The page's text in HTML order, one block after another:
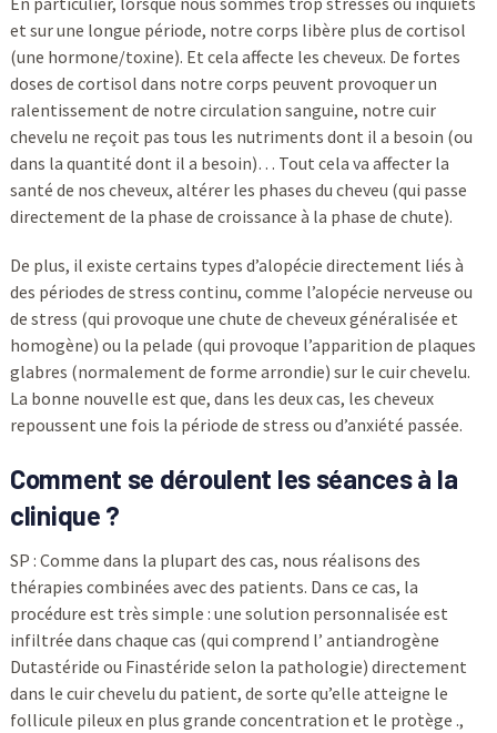
et sur une longue période, notre corps libère plus de cortisol
(une hormone/toxine). Et cela affecte les cheveux. De fortes
doses de cortisol dans notre corps peuvent provoquer un
ralentissement de notre circulation sanguine, notre cuir
chevelu ne reçoit pas tous les nutriments dont il a besoin (ou
dans la quantité dont il a besoin)… Tout cela va affecter la
santé de nos cheveux, altérer les phases du cheveu (qui passe
directement de la phase de croissance à la phase de chute).
De plus, il existe certains types d’alopécie directement liés à
des périodes de stress continu, comme l’alopécie nerveuse ou
de stress (qui provoque une chute de cheveux généralisée et
homogène) ou la pelade (qui provoque l’apparition de plaques
glabres (normalement de forme arrondie) sur le cuir chevelu.
La bonne nouvelle est que, dans les deux cas, les cheveux
repoussent une fois la période de stress ou d’anxiété passée.
Comment se déroulent les séances à la
clinique ?
SP : Comme dans la plupart des cas, nous réalisons des
thérapies combinées avec des patients. Dans ce cas, la
procédure est très simple : une solution personnalisée est
infiltrée dans chaque cas (qui comprend l’ antiandrogène
Dutastéride ou Finastéride selon la pathologie) directement
dans le cuir chevelu du patient, de sorte qu’elle atteigne le
follicule pileux en plus grande concentration et le protège .,